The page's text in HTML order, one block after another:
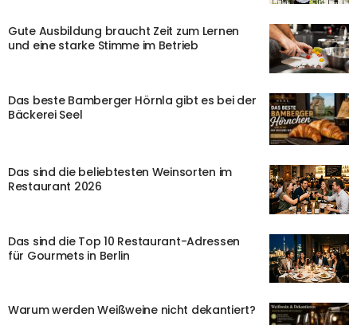
Gute Ausbildung braucht Zeit zum Lernen
und eine starke Stimme im Betrieb
Das beste Bamberger Hörnla gibt es bei der
Bäckerei Seel
Das sind die beliebtesten Weinsorten im
Restaurant 2026
Das sind die Top 10 Restaurant-Adressen
für Gourmets in Berlin
Warum werden Weißweine nicht dekantiert?